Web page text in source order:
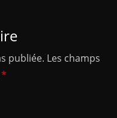
publiée. Les champs
*